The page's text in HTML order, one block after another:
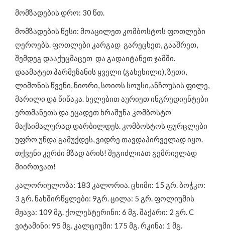
მომზადების დრო: 30 წთ.
მომზადების წესი: მოაცილეთ კომბოსტოს ფოთლები
ღეროებს. ფოთლები კარგად გარეცხეთ, გააშრეთ,
შემდეგ დააქუცმაცეთ და გადაიტანეთ ჯამში.
დაამატეთ პარმეზანის ყველი (გახეხილი), ზეთი,
ლიმონის წვენი, ნიორი, სოიოს სოუსი,ანჩოუსის ფილე,
მარილი და წიწაკა. ხელებით აურიეთ ინგრედიენტები
ერთმანეთს და ეცადეთ ხრაშუნა კომბოსტო
მაქსიმალურად დარბილდეს. კომბოსტოს ფურცლები
უფრო უნდა გამუქდეს, ვიდრე თავდაპირველად იყო.
თქვენი კერძი მზად არის! შეგიძლიათ გემრიელად
მიირთვათ!
კალორიულობა: 183 კალორია. ცხიმი: 15 გრ. ბოჭკო:
3 გრ. ნახშირწყლები: 9გრ. ცილა: 5 გრ. ფოლიუმის
მჟავა: 109 მგ. ქოლესტერინი: 6 მგ. შაქარი: 2 გრ. C
ვიტამინი: 95 მგ. კალციუმი: 175 მგ. რკინა: 1 მგ.